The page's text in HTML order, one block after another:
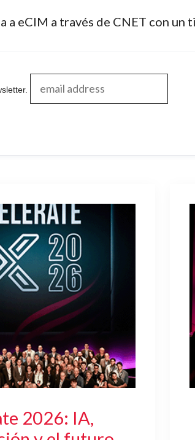
a eCIM a través de CNET con
2026: IA,